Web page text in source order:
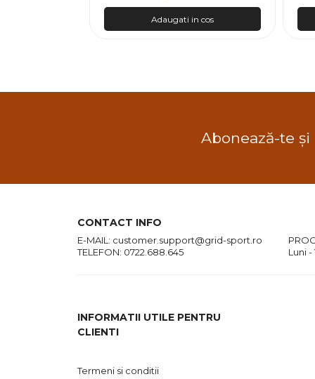
Adaugati in cos
Abonează-te
CONTACT INFO
E-MAIL: customer.support@grid-sport.ro
TELEFON: 0722.688.645
Luni -
INFORMATII UTILE PENTRU
CLIENTI
Termeni si conditii